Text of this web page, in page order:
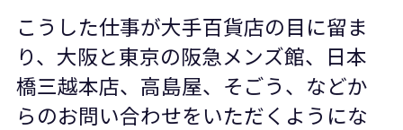
こうした仕事が大手百貨店の目に留ま
り、大阪と東京の阪急メンズ館、日本
橋三越本店、高島屋、そごう、などか
らのお問い合わせをいただくようにな